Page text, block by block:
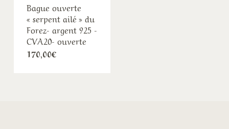
Bague ouverte
« serpent ailé » du
Forez- argent 925 -
CVA20- ouverte
170,00€